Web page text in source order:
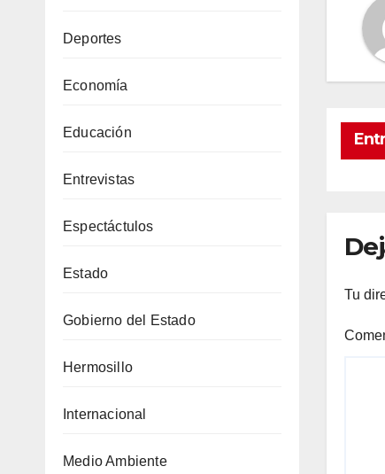
Deportes
Economía
Educación
Entrevistas
Espectáctulos
Estado
Gobierno del Estado
Hermosillo
Internacional
Medio Ambiente
Tu